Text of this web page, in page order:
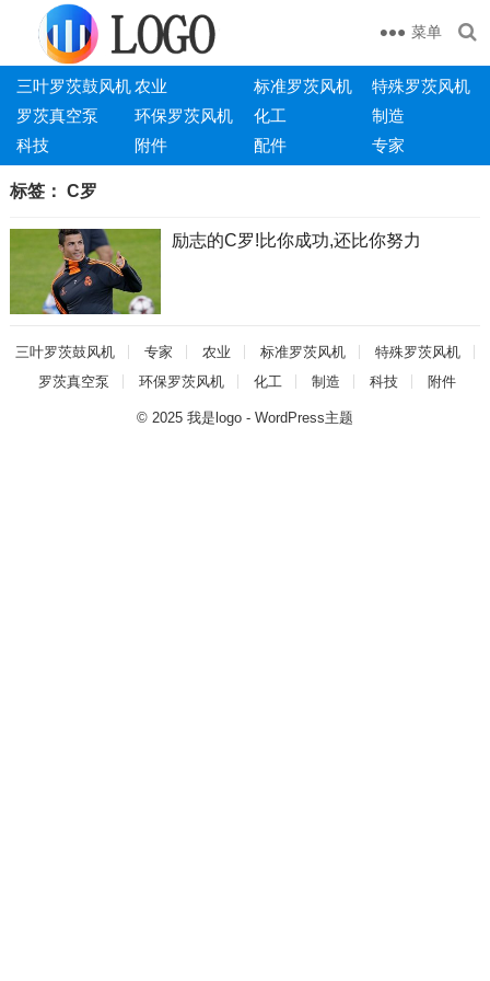
菜单
三叶罗茨鼓风机农业 标准罗茨风机
特殊罗茨风机
罗茨真空泵
环保罗茨风机 化工
制造
科技
附件 配件 专家
标签： C罗
励志的C罗!比你成功,还比你努力
三叶罗茨鼓风机 专家 农业 标准罗茨风机
特殊罗茨风机
罗茨真空泵
环保罗茨风机 化工 制造 科技 附件
© 2025 我是logo- WordPress主题